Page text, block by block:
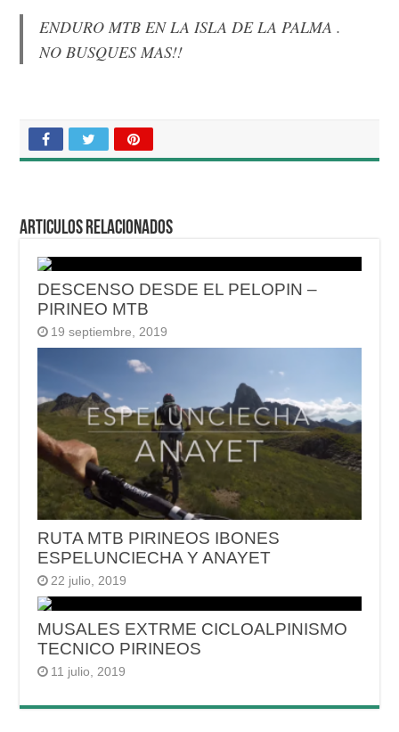
ENDURO MTB EN LA ISLA DE LA PALMA .
NO BUSQUES MAS!!
Articulos relacionados
DESCENSO DESDE EL PELOPIN –
PIRINEO MTB
19 septiembre, 2019
RUTA MTB PIRINEOS IBONES
ESPELUNCIECHA Y ANAYET
22 julio, 2019
MUSALES EXTRME CICLOALPINISMO
TECNICO PIRINEOS
11 julio, 2019